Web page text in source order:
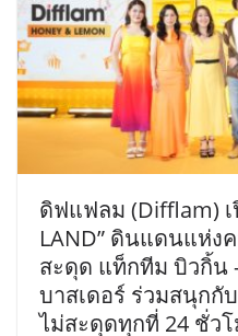
ดิฟแฟลม (Difflam)
LAND” ดินแดนแห่ง
สะดุด แท็กทีม บิวกิ้
บาสเดอร์ ร่วมสนุกกั
ไม่สะดุดทุกที่ 24 ชั่วโ